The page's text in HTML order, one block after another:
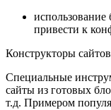
привести к
Конструкторы сайтов
Специальные
сайты из готовых
т.д. Примером